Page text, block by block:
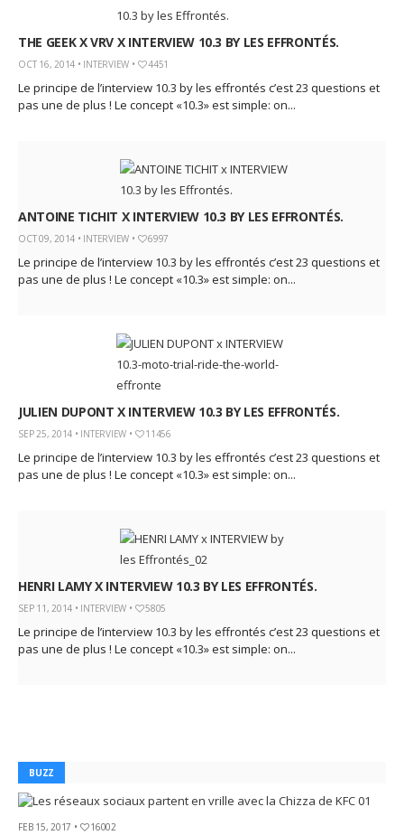
THE GEEK X VRV X INTERVIEW 10.3 BY LES EFFRONTÉS.
OCT 16, 2014 • INTERVIEW • 4451
Le principe de l’interview 10.3 by les effrontés c’est 23 questions et
pas une de plus ! Le concept «10.3» est simple: on...
ANTOINE TICHIT X INTERVIEW 10.3 BY LES EFFRONTÉS.
OCT 09, 2014 • INTERVIEW • 6997
Le principe de l’interview 10.3 by les effrontés c’est 23 questions et
pas une de plus ! Le concept «10.3» est simple: on...
JULIEN DUPONT X INTERVIEW 10.3 BY LES EFFRONTÉS.
SEP 25, 2014 • INTERVIEW • 11456
Le principe de l’interview 10.3 by les effrontés c’est 23 questions et
pas une de plus ! Le concept «10.3» est simple: on...
HENRI LAMY X INTERVIEW 10.3 BY LES EFFRONTÉS.
SEP 11, 2014 • INTERVIEW • 5805
Le principe de l’interview 10.3 by les effrontés c’est 23 questions et
pas une de plus ! Le concept «10.3» est simple: on...
BUZZ
FEB 15, 2017 • 16002